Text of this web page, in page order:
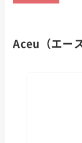
Aceu（エー